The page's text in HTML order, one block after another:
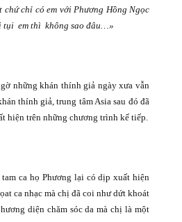
chỉ có em với Phương Hồng Ngọc
tụi em thì không sao đâu…»
những khán thính giả ngày xưa vẫn
thính giả, trung tâm Asia sau đó đã
hiện trên những chương trình kế tiếp.
ca họ Phương lại có dịp xuất hiện
ca nhạc mà chị đã coi như dứt khoát
diện chăm sóc da mà chị là một